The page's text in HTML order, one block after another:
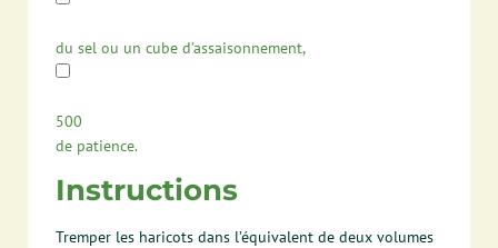
du sel ou un cube d’assaisonnement,
500
de patience.
Instructions
Tremper les haricots dans l’équivalent de deux volumes